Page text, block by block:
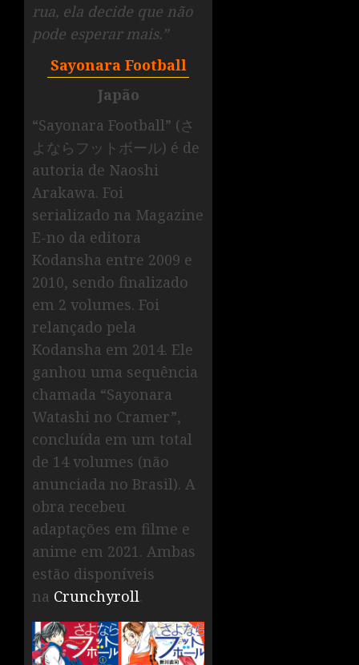
rua, ela decide que não
pode esperar mais.”
Sayonara Football
Japão
“Sayonara Football” (さ
よならフットボール) é de
autoria de Naoshi
Arakawa. Foi
serializado na Magazine
E-no da editora
Kodansha entre 2009 e
2010, sendo finalizado
em 2 volumes. Foi
relançado pela
Kodansha em 2014. Ele
ganhou uma sequência
chamada “Sayonara
Watashi no Cramer”,
concluída em um total
de 14 volumes (não
anunciada no Brasil). A
obra recebeu
adaptações em filme e
anime em 2021. Ambas
estão disponíveis
na Crunchyroll.